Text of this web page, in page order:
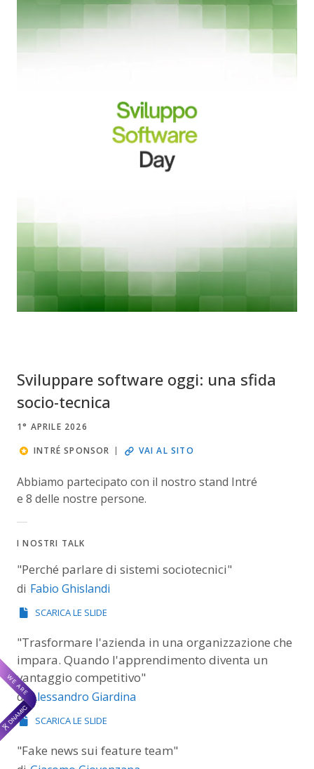
Sviluppare software oggi: una sfida
socio-tecnica
1° APRILE 2026
INTRÉ SPONSOR
VAI AL SITO
Abbiamo partecipato con il nostro stand Intré
e 8 delle nostre persone.
I NOSTRI TALK
"Perché parlare di sistemi sociotecnici"
di Fabio Ghislandi
SCARICA LE SLIDE
"Trasformare l'azienda in una organizzazione che
impara. Quando l'apprendimento diventa un
vantaggio competitivo"
di Alessandro Giardina
SCARICA LE SLIDE
"Fake news sui feature team"